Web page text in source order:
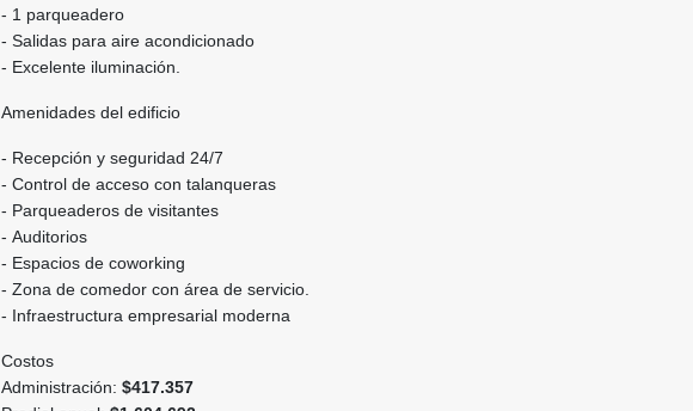
- 1 parqueadero
- Salidas para aire acondicionado
- Excelente iluminación.
Amenidades del edificio
- Recepción y seguridad 24/7
- Control de acceso con talanqueras
- Parqueaderos de visitantes
- Auditorios
- Espacios de coworking
- Zona de comedor con área de servicio.
- Infraestructura empresarial moderna
Costos
Administración: $417.357